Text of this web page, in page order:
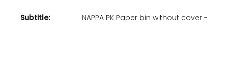
Subtitle: NAPPA PK Paper bin without cover -